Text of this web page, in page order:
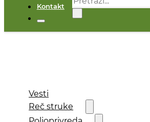
Kontakt
Vesti
Reč struke